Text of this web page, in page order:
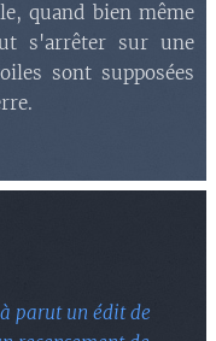
quand bien même
s'arrêter sur une
sont supposées
parut un édit de